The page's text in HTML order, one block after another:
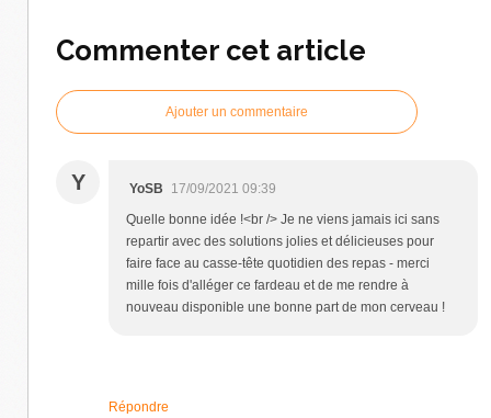
Commenter cet article
Ajouter un commentaire
Y YoSB
17/09/2021 09:39
Quelle bonne idée !<br /> Je ne viens jamais ici sans
repartir avec des solutions jolies et délicieuses pour
faire face au casse-tête quotidien des repas - merci
mille fois d'alléger ce fardeau et de me rendre à
nouveau disponible une bonne part de mon cerveau !
Répondre